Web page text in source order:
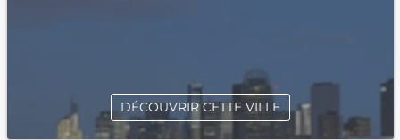
DÉCOUVRIR CETTE VILLE